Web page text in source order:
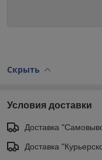
Скрыть
Условия доставки
Доставка
Доставка